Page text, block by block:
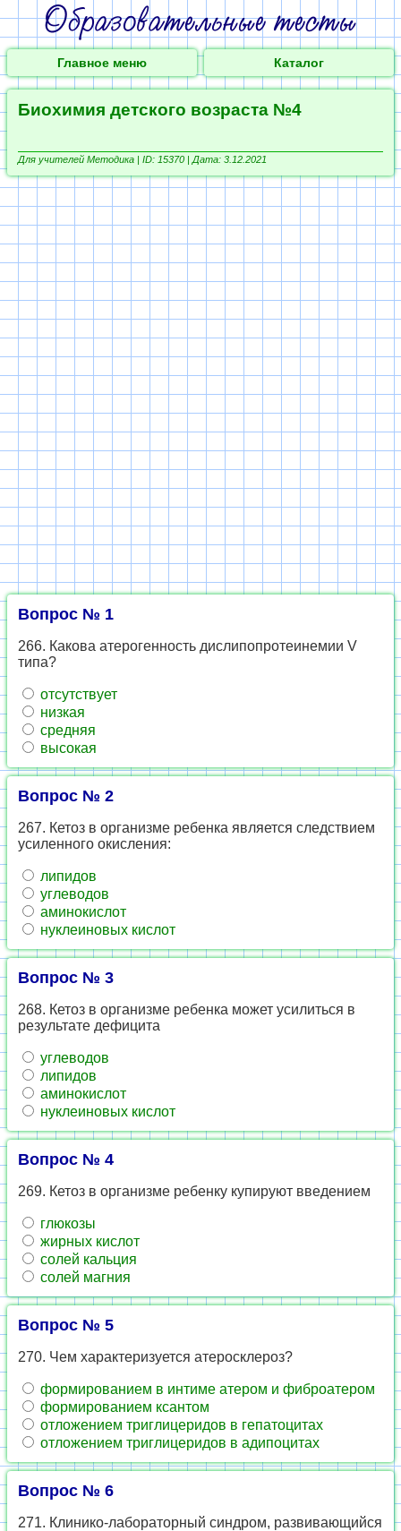
Главное меню Каталог
Биохимия детского возраста №4
Для учителей Методика | ID: 15370 | Дата: 3.12.2021
Вопрос № 1
266. Какова атерогенность дислипопротеинемии V
типа?
отсутствует
низкая
средняя
высокая
Вопрос № 2
267. Кетоз в организме ребенка является следствием
усиленного окисления:
липидов
углеводов
аминокислот
нуклеиновых кислот
Вопрос № 3
268. Кетоз в организме ребенка может усилиться в
результате дефицита
углеводов
липидов
аминокислот
нуклеиновых кислот
Вопрос № 4
269. Кетоз в организме ребенку купируют введением
глюкозы
жирных кислот
солей кальция
солей магния
Вопрос № 5
270. Чем характеризуется атеросклероз?
формированием в интиме атером и фиброатером
формированием ксантом
отложением триглицеридов в гепатоцитах
отложением триглицеридов в адипоцитах
Вопрос № 6
271. Клинико-лабораторный синдром, развивающийся